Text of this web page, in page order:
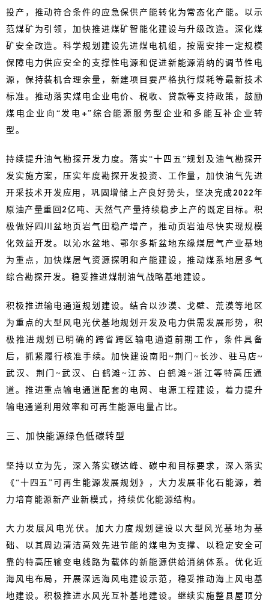
投产，推动符合条件的应急保供产能转化为常态化产能。以示
范煤矿为引领，加快推进煤矿智能化建设与升级改造。深化煤
矿安全改造。科学规划建设先进煤电机组，按需安排一定规模
保障电力供应安全的支撑性电源和促进新能源消纳的调节性电
源，保持装机合理余量，新建项目要严格执行煤耗等最新技术
标准。推动落实煤电企业电价、税收、贷款等支持政策，鼓励
煤电企业向“发电+”综合能源服务型企业和多能互补企业转
型。
持续提升油气勘探开发力度。落实“十四五”规划及油气勘探开
发实施方案，压实年度勘探开发投资、工作量，加快油气先进
开采技术开发应用，巩固增储上产良好势头，坚决完成2022年
原油产量重回2亿吨、天然气产量持续稳步上产的既定目标。积
极做好四川盆地页岩气田稳产增产，推动页岩油尽快实现规模
化效益开发。以沁水盆地、鄂尔多斯盆地东缘煤层气产业基地
为重点，加快煤层气资源探明和产能建设，推动煤系地层多气
综合勘探开发。稳妥推进煤制油气战略基地建设。
积极推进输电通道规划建设。结合以沙漠、戈壁、荒漠等地区
为重点的大型风电光伏基地规划开发及电力供需发展形势，积
极推进规划已明确的跨省跨区输电通道前期工作，条件具备
后，抓紧履行核准手续。加快建设南阳~荆门~长沙、驻马店~
武汉、荆门~武汉、白鹤滩~江苏、白鹤滩~浙江等特高压通
道。推进重点输电通道配套的电网、电源工程建设，着力提升
输电通道利用效率和可再生能源电量占比。
三、加快能源绿色低碳转型
坚持以立为先，深入落实碳达峰、碳中和目标要求，深入落实
《“十四五”可再生能源发展规划》，大力发展非化石能源，着
力培育能源新产业新模式，持续优化能源结构。
大力发展风电光伏。加大力度规划建设以大型风光基地为基
础、以其周边清洁高效先进节能的煤电为支撑、以稳定安全可
靠的特高压输变电线路为载体的新能源供给消纳体系。优化近
海风电布局，开展深远海风电建设示范，稳妥推动海上风电基
地建设。积极推进水风光互补基地建设。继续实施整县屋顶分